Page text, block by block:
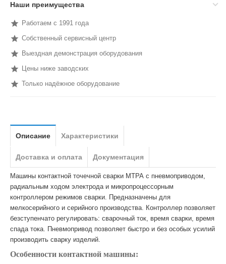
Наши преимущества
Работаем с 1991 года
Собственный сервисный центр
Выездная демонстрация оборудования
Цены ниже заводских
Только надёжное оборудование
Описание Характеристики
Доставка и оплата Документация
Машины контактной точечной сварки МТРА с пневмоприводом,
радиальным ходом электрода и микропроцессорным
контроллером режимов сварки. Предназначены для
мелкосерийного и серийного производства. Контроллер позволяет
безступенчато регулировать: сварочный ток, время сварки, время
спада тока. Пневмопривод позволяет быстро и без особых усилий
производить сварку изделий.
Особенности контактной машины: